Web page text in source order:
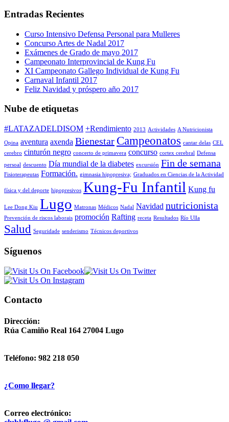
Entradas Recientes
Curso Intensivo Defensa Personal para Mulleres
Concurso Artes de Nadal 2017
Exámenes de Grado de mayo 2017
Campeonato Interprovincial de Kung Fu
XI Campeonato Gallego Individual de Kung Fu
Carnaval Infantil 2017
Feliz Navidad y próspero año 2017
Nube de etiquetas
#LATAZADELDISOM +Rendimiento 2013 Actividades A Nutricionista
Opina aventura axenda Bienestar Campeonatos cantar delas CEL
cerebro cinturón negro concerto de primavera concurso cortex cerebral Defensa
persoal descuento Día mundial de la diabetes excursión Fin de semana
Fisioterapeutas Formación. gimnasia hipopresiva; Graduados en Ciencias de la Actividad
física y del deporte hipopresivos Kung-Fu Infantil Kung fu
Lee Dong Kiu Lugo Matronas Médicos Nadal Navidad nutricionista
Prevención de riscos laborais promoción Rafting receta Resultados Río Ulla
Salud Seguridade senderismo Técnicos deportivos
Síguenos
Contacto
Dirección:
Rúa Camiño Real 164 27004 Lugo
Teléfono: 982 218 050
¿Como llegar?
Correo electrónico: